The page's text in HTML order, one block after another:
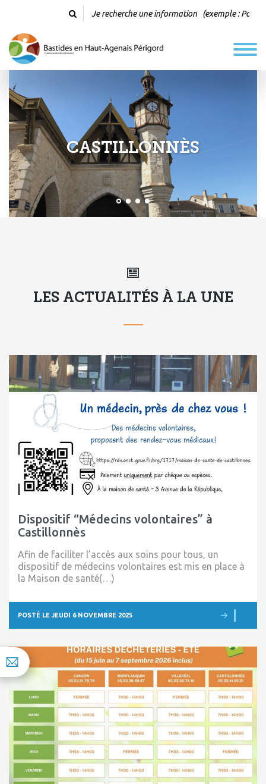
CASTILLONNÈS
LES ACTUALITÉS À LA UNE
Dispositif “Médecins volontaires” à
Castillonnès
Afin de faciliter l’accès aux soins pour tous, un
dispositif de médecins volontaires est mis en place à
la Maison de santé(…)
POSTÉ LE JEUDI 6 NOVEMBRE 2025